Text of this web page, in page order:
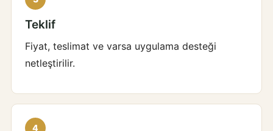
Teklif
Fiyat, teslimat ve varsa uygulama desteği
netleştirilir.